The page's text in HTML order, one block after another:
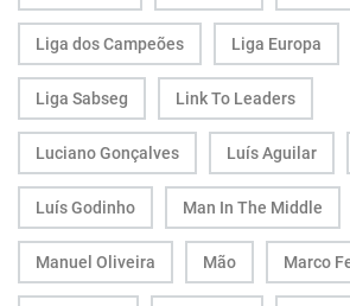
Liga dos Campeões Liga Europa
Liga Sabseg Link To Leaders
Luciano Gonçalves Luís Aguilar
Luís Godinho Man In The Middle
Manuel Oliveira Mão Marco